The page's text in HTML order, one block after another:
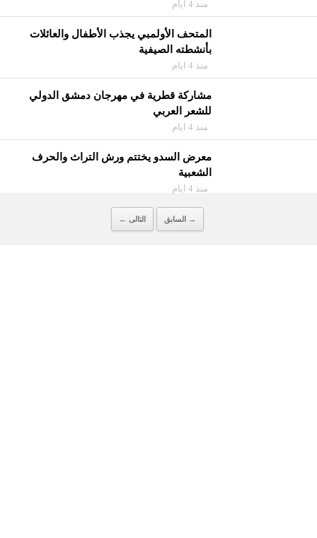
منذ 4 ايام
المتحف الأولمبي يجذب الأطفال والعائلات
بأنشطته الصيفية
منذ 4 ايام
مشاركة قطرية في مهرجان دمشق الدولي
للشعر العربي
منذ 4 ايام
معرض السدو يختتم ورش التراث والحرف
الشعبية
منذ 4 ايام
→ السابق التالى ←